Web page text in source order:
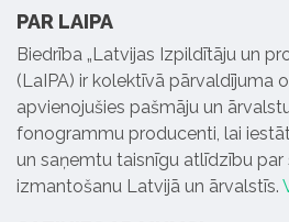
PAR LAIPA
Biedrība „Latvijas Izpildītāju un
(LaIPA) ir kolektīvā pārvaldījuma
apvienojušies pašmāju un
fonogrammu producenti, lai
un saņemtu taisnīgu atlīdzību
izmantošanu Latvijā un ārvalstīs.